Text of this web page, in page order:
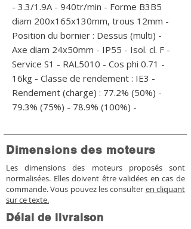
- 3.3/1.9A - 940tr/min - Forme B3B5
diam 200x165x130mm, trous 12mm -
Position du bornier : Dessus (multi) -
Axe diam 24x50mm - IP55 - Isol. cl. F -
Service S1 - RAL5010 - Cos phi 0.71 -
16kg - Classe de rendement : IE3 -
Rendement (charge) : 77.2% (50%) -
79.3% (75%) - 78.9% (100%) -
Dimensions des moteurs
Les dimensions des moteurs proposés sont
normalisées. Elles doivent être validées en cas de
commande. Vous pouvez les consulter en cliquant
sur ce texte.
Délai de livraison